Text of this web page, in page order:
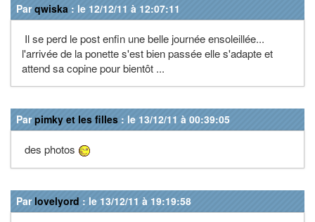
Parqwiska : le 12/12/11 à 12:07:11
Il se perd le post enfin une belle journée ensoleillée...
l'arrivée de la ponette s'est bien passée elle s'adapte et
attend sa copine pour bientôt ...
Parpimky et les filles : le 13/12/11 à 00:39:05
des photos
Par lovelyord : le 13/12/11 à 19:19:58